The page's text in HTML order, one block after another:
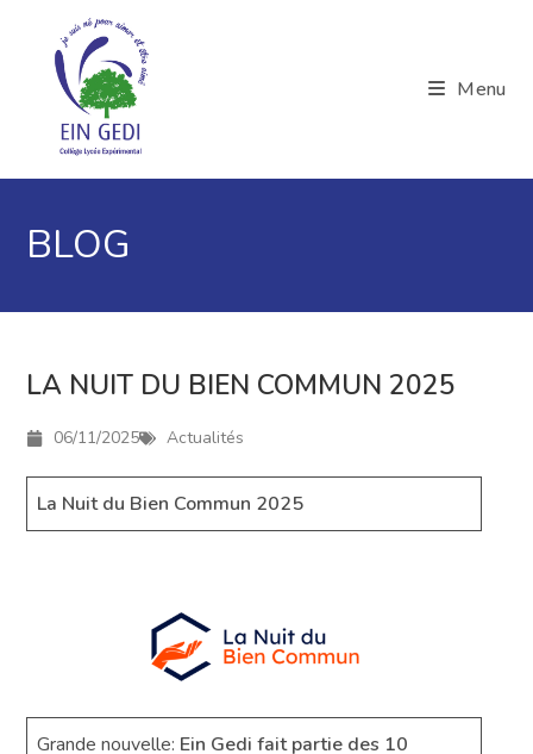
Menu
BLOG
LA NUIT DU BIEN COMMUN 2025
06/11/2025 Actualités
La Nuit du Bien Commun 2025
Grande nouvelle: Ein Gedi fait partie des 10